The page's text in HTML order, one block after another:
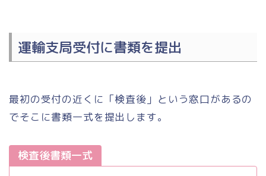
運輸支局受付に書類を提出
最初の受付の近くに「検査後」という窓口があるの
でそこに書類一式を提出します。
検査後書類一式